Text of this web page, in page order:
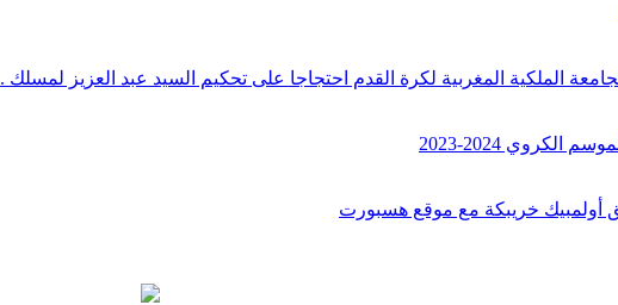
الملكية المغربية لكرة القدم احتجاجا على تحكيم السيد عبد العزيز لمسلك .
2024-2023
أولمبيك خريبكة مع موقع هسبورت